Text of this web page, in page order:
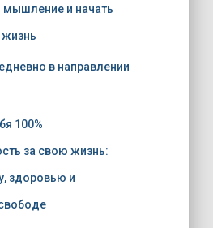
мышление и начать
в направлении
100%
за свою жизнь:
здоровью и